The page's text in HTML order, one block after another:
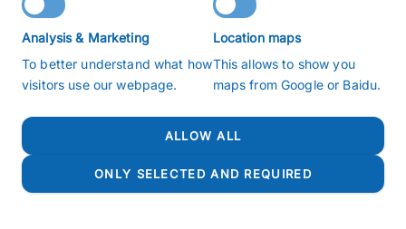
Analysis & Marketing
To better understand what how
visitors use our webpage.
Location maps
This allows to show you
maps from Google or Baidu.
ALLOW ALL
ONLY SELECTED AND REQUIRED